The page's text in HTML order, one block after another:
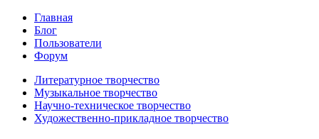
Главная
Блог
Пользователи
Форум
Литературное творчество
Музыкальное творчество
Научно-техническое творчество
Художественно-прикладное творчество